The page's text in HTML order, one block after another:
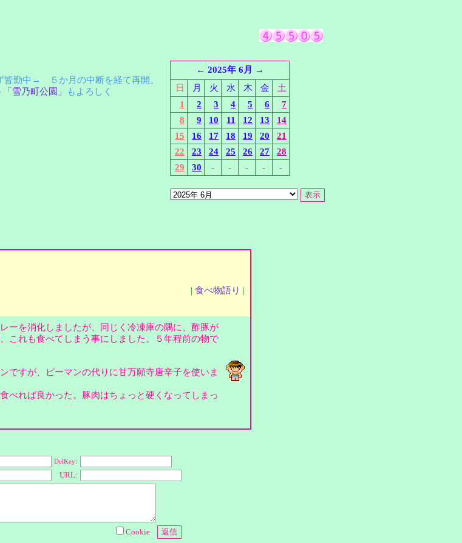
皆勤中→ ５か月の中断を経て再開。
「雪乃町公園」 もよろしく
← 2025年 6月
→
日
月 火 水 木 金
土
1
2 3 4 5 6
7
8
9 10 11 12 13
14
15
16 17 18 19 20
21
22
23 24 25 26 27
28
29
30 - - - - -
| 食べ物語り |
ーを消化しましたが、同じく冷凍庫の隅に、酢豚が
これも食べてしまう事にしました。５年程前の物で
ですが、ピーマンの代りに甘万願寺唐辛子を使いま
べれば良かった。豚肉はちょっと硬くなってしまっ
DelKey:
URL:
Cookie